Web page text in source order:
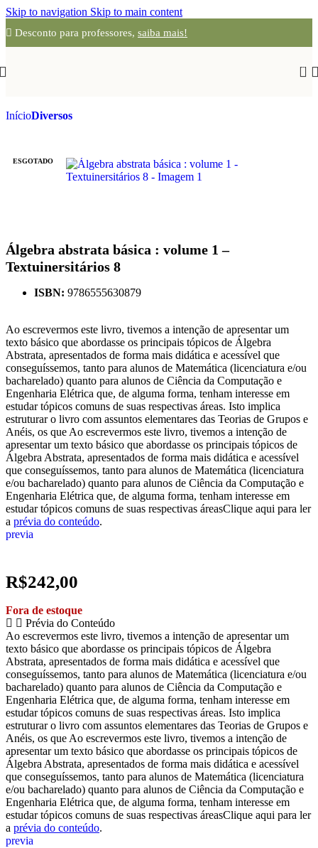
Skip to navigation Skip to main content
Desconto para professores, saiba mais!
0
InícioDiversos
ESGOTADO
Álgebra abstrata básica : volume 1 –
Textuinersitários 8
ISBN: 9786555630879
Ao escrevermos este livro, tivemos a intenção de apresentar um
texto básico que abordasse os principais tópicos de Álgebra
Abstrata, apresentados de forma mais didática e acessível que
conseguíssemos, tanto para alunos de Matemática (licenciatura e/ou
bacharelado) quanto para alunos de Ciência da Computação e
Engenharia Elétrica que, de alguma forma, tenham interesse em
estudar tópicos comuns de suas respectivas áreas. Isto implica
estruturar o livro com assuntos elementares das Teorias de Grupos e
Anéis, os que Ao escrevermos este livro, tivemos a intenção de
apresentar um texto básico que abordasse os principais tópicos de
Álgebra Abstrata, apresentados de forma mais didática e acessível
que conseguíssemos, tanto para alunos de Matemática (licenciatura
e/ou bacharelado) quanto para alunos de Ciência da Computação e
Engenharia Elétrica que, de alguma forma, tenham interesse em
estudar tópicos comuns de suas respectivas áreasClique aqui para ler
a prévia do conteúdo.
previa
R$242,00
Fora de estoque
Prévia do Conteúdo
Ao escrevermos este livro, tivemos a intenção de apresentar um
texto básico que abordasse os principais tópicos de Álgebra
Abstrata, apresentados de forma mais didática e acessível que
conseguíssemos, tanto para alunos de Matemática (licenciatura e/ou
bacharelado) quanto para alunos de Ciência da Computação e
Engenharia Elétrica que, de alguma forma, tenham interesse em
estudar tópicos comuns de suas respectivas áreas. Isto implica
estruturar o livro com assuntos elementares das Teorias de Grupos e
Anéis, os que Ao escrevermos este livro, tivemos a intenção de
apresentar um texto básico que abordasse os principais tópicos de
Álgebra Abstrata, apresentados de forma mais didática e acessível
que conseguíssemos, tanto para alunos de Matemática (licenciatura
e/ou bacharelado) quanto para alunos de Ciência da Computação e
Engenharia Elétrica que, de alguma forma, tenham interesse em
estudar tópicos comuns de suas respectivas áreasClique aqui para ler
a prévia do conteúdo.
previa